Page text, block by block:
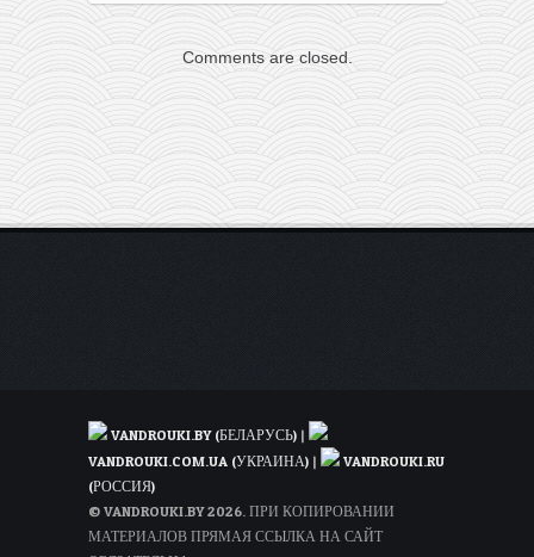
на
Занзибар
всего
303€
обратно
(в
октябре)
Comments are closed.
VANDROUKI.BY (БЕЛАРУСЬ) |
VANDROUKI.COM.UA (УКРАИНА) |
VANDROUKI.RU
(РОССИЯ)
© VANDROUKI.BY 2026. ПРИ КОПИРОВАНИИ
МАТЕРИАЛОВ ПРЯМАЯ ССЫЛКА НА САЙТ